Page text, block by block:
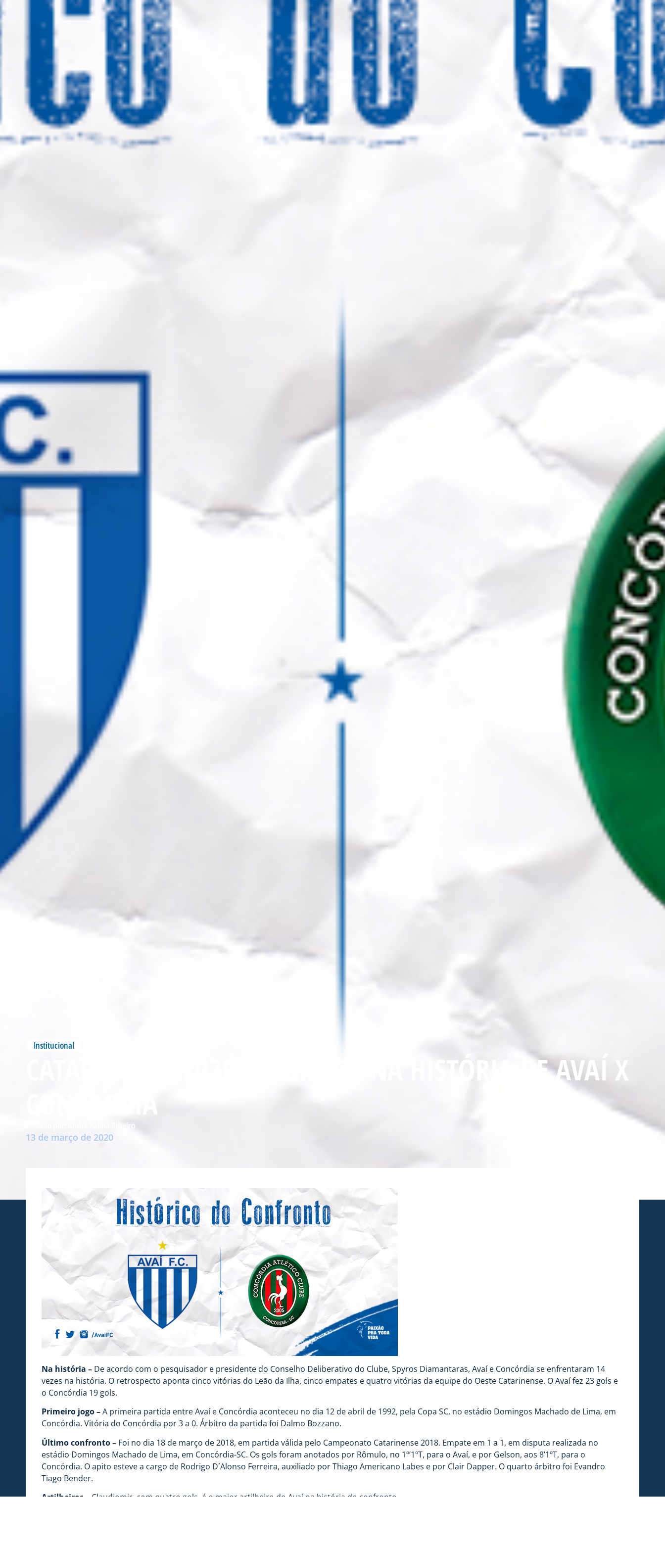
Institucional
CATARINENSE 2020: NÚMEROS NA HISTÓRIA DE AVAÍ X
André Palma Ribeiro
13 de março de 2020
Na história – De acordo com o pesquisador e presidente do Conselho Deliberativo do Clube, Spyros Diamantaras, Avaí e Concórdia se enfrentaram 14
vezes na história. O retrospecto aponta cinco vitórias do Leão da Ilha, cinco empates e quatro vitórias da equipe do Oeste Catarinense. O Avaí fez 23 gols e
o Concórdia 19 gols.
Primeiro jogo –A primeira partida entre Avaí e Concórdia aconteceu no dia 12 de abril de 1992, pela Copa SC, no estádio Domingos Machado de Lima, em
Concórdia. Vitória do Concórdia por 3 a 0. Árbitro da partida foi Dalmo Bozzano.
Último confronto – Foi no dia 18 de março de 2018, em partida válida pelo Campeonato Catarinense 2018. Empate em 1 a 1, em disputa realizada no
estádio Domingos Machado de Lima, em Concórdia-SC. Os gols foram anotados por Rômulo, no 1º’1ºT, para o Avaí, e por Gelson, aos 8’1ºT, para o
Concórdia. O apito esteve a cargo de Rodrigo D`Alonso Ferreira, auxiliado por Thiago Americano Labes e por Clair Dapper. O quarto árbitro foi Evandro
Tiago Bender.
Artilheiros –
Claudiomir, com quatro gols, é o maior artilheiro do Avaí na história do confronto.